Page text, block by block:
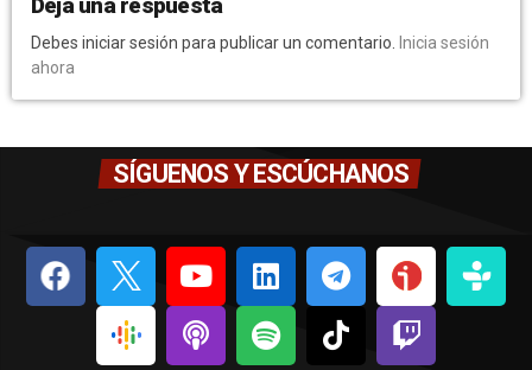
Deja una respuesta
Debes iniciar sesión para publicar un comentario.
Inicia sesión
ahora
SÍGUENOS Y ESCÚCHANOS